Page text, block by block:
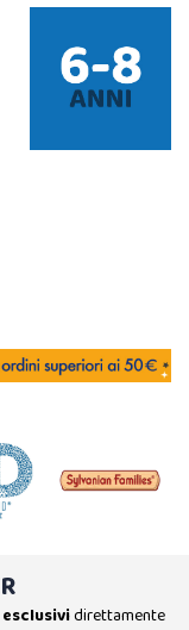
direttamente